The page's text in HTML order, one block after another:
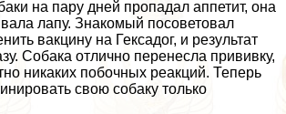
на пару дней пропадал аппетит, она
лапу. Знакомый посоветовал
вакцину на Гексадог, и результат
Собака отлично перенесла прививку,
никаких побочных реакций. Теперь
свою собаку только